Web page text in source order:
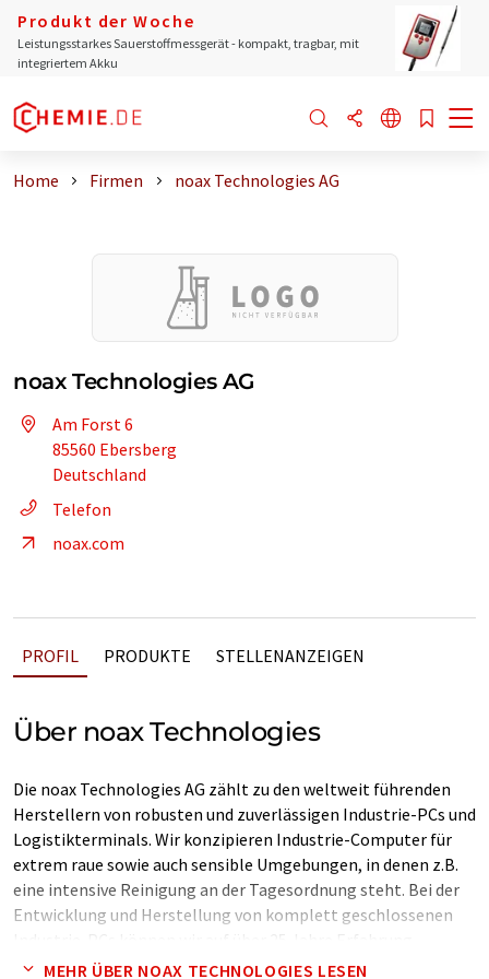
Produkt der Woche
Leistungsstarkes Sauerstoffmessgerät - kompakt, tragbar, mit
integriertem Akku
Home Firmen noax Technologies AG
noax Technologies AG
Am Forst 6
85560 Ebersberg
Deutschland
Telefon
noax.com
PROFIL PRODUKTE STELLENANZEIGEN
Über noax Technologies
Die noax Technologies AG zählt zu den weltweit führenden
Herstellern von robusten und zuverlässigen Industrie-PCs und
Logistikterminals. Wir konzipieren Industrie-Computer für
extrem raue sowie auch sensible Umgebungen, in denen z.B.
eine intensive Reinigung an der Tagesordnung steht. Bei der
Entwicklung und Herstellung von komplett geschlossenen
zurückblicken. Dabei stehen die Bedürfnisse unserer Kunden
MEHR ÜBER NOAX TECHNOLOGIES LESEN